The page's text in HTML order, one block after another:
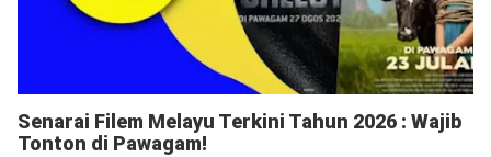
Senarai Filem Melayu Terkini Tahun 2026 : Wajib
Tonton di Pawagam!